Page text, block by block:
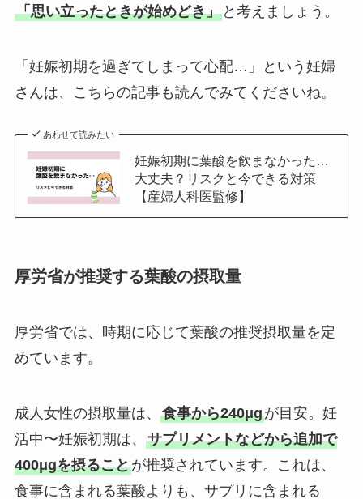
「思い立ったときが始めどき」と考えましょう。
「妊娠初期を過ぎてしまって心配…」という妊婦
さんは、こちらの記事も読んでみてくださいね。
あわせて読みたい
妊娠初期に葉酸を飲まなかった…
大丈夫？リスクと今できる対策
【産婦人科医監修】
厚労省が推奨する葉酸の摂取量
厚労省では、時期に応じて葉酸の推奨摂取量を定
めています。
成人女性の摂取量は、 食事から240μgが目安。妊
活中〜妊娠初期は、 サプリメントなどから追加で
400μgを摂ることが推奨されています。これは、
食事に含まれる葉酸よりも、サプリに含まれる